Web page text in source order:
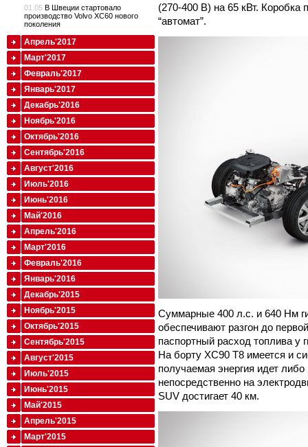
(270-400 В) на 65 кВт. Коробка
“автомат”.
Суммарные 400 л.с. и 640 Нм
обеспечивают разгон до
паспортный расход топлива у
На борту XC90 T8 имеется и
получаемая энергия идет
непосредственно на
SUV достигает 40 км.
01.05 В Швеции стартовало
производство Volvo XC60 нового
поколения
Апрель'2017
Март'2017
Февраль'2017
Январь'2017
Декабрь'2016
Ноябрь'2016
Октябрь'2016
Сентябрь'2016
Август'2016
Июль'2016
Июнь'2016
Май'2016
Апрель'2016
Март'2016
Февраль'2016
Январь'2016
Декабрь'2015
Ноябрь'2015
Октябрь'2015
Сентябрь'2015
Август'2015
Июль'2015
Июнь'2015
Май'2015
Апрель'2015
Март'2015